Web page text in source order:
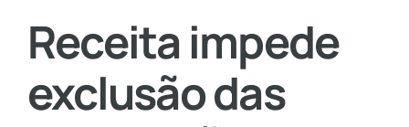
Segmentos
Receita impede
exclusão das